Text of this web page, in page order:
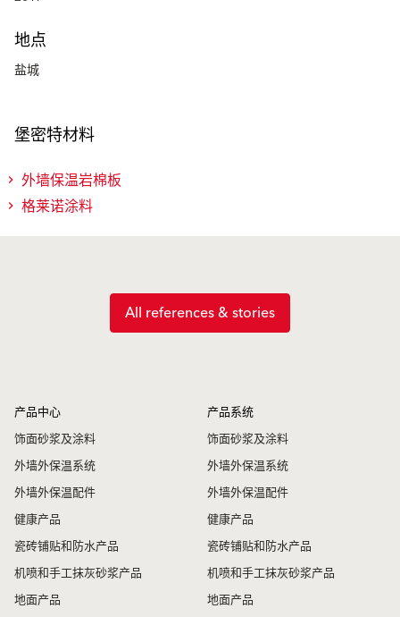
地点
盐城
堡密特材料
外墙保温岩棉板
格莱诺涂料
All references & stories
产品中心
饰面砂浆及涂料
外墙外保温系统
外墙外保温配件
健康产品
瓷砖铺贴和防水产品
机喷和手工抹灰砂浆产品
地面产品
产品系统
饰面砂浆及涂料
外墙外保温系统
外墙外保温配件
健康产品
瓷砖铺贴和防水产品
机喷和手工抹灰砂浆产品
地面产品